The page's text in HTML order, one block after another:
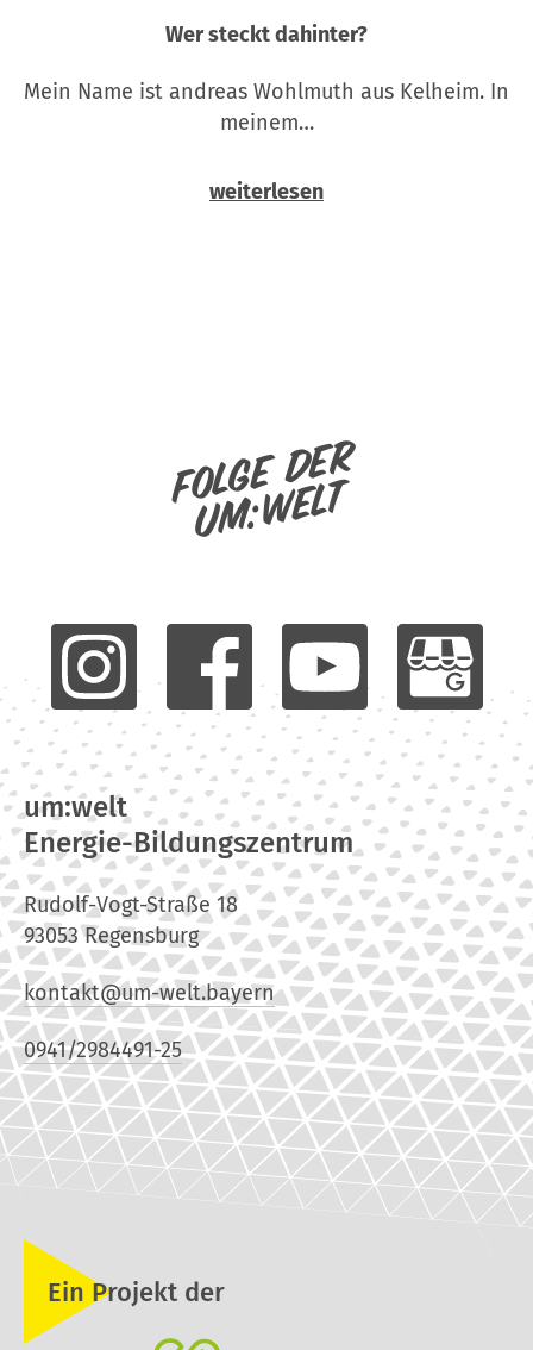
Wer steckt dahinter?
Mein Name ist andreas Wohlmuth aus Kelheim. In
meinem…
weiterlesen
Folge der
um:welt
um:welt
Energie-Bildungszentrum
Rudolf-Vogt-Straße 18
93053 Regensburg
kontakt@um-welt.bayern
0941/2984491-25
Ein Projekt der